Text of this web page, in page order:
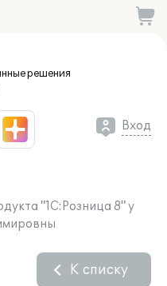
решения
Вход
"1С:Розница 8" у
К списку